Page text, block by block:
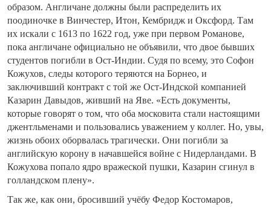
образом. Англичане должны были распределить их
поодиночке в Винчестер, Итон, Кембридж и Оксфорд. Там
их искали с 1613 по 1622 год, уже при первом Романове,
пока англичане официально не объявили, что двое бывших
студентов погибли в Ост-Индии. Судя по всему, это Софон
Кожухов, следы которого теряются на Борнео, и
заключивший контракт с той же Ост-Индской компанией
Казарин Давыдов, живший на Яве. «Есть документы,
которые говорят о том, что оба московита стали настоящими
джентльменами и пользовались уважением у коллег. Но, увы,
жизнь обоих оборвалась трагически. Они погибли за
английскую корону в начавшейся войне с Нидерландами. В
Кожухова попало ядро вражеской пушки, Казарин сгинул в
голландском плену».
Так же, как они, бросивший учёбу Федор Костомаров,